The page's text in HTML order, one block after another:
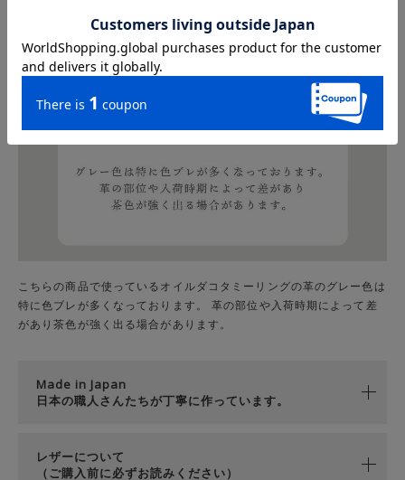
こちらの商品で使っているオイルダコタミーリングの革のグレー色は
特に色ブレが多くなっております。 革の部位や入荷時期によって差
があり茶色が強く出る場合があります。
Made in Japan
日本の職人さんたちが丁寧に作っています。
レザーについて
（ご購入前に必ずお読みください）